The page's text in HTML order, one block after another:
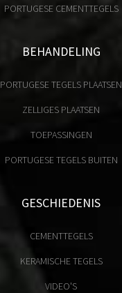
PORTUGESE CEMENTTEGELS
BEHANDELING
PORTUGESE TEGELS PLAATSEN
ZELLIGES PLAATSEN
TOEPASSINGEN
PORTUGESE TEGELS BUITEN
GESCHIEDENIS
CEMENTTEGELS
KERAMISCHE TEGELS
VIDEO'S